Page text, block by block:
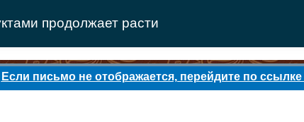
продолжает расти
Если письмо не отображается, перейдите по ссылке